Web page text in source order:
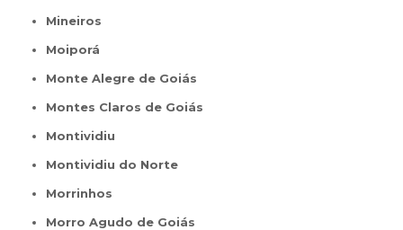
Mineiros
Moiporá
Monte Alegre de Goiás
Montes Claros de Goiás
Montividiu
Montividiu do Norte
Morrinhos
Morro Agudo de Goiás